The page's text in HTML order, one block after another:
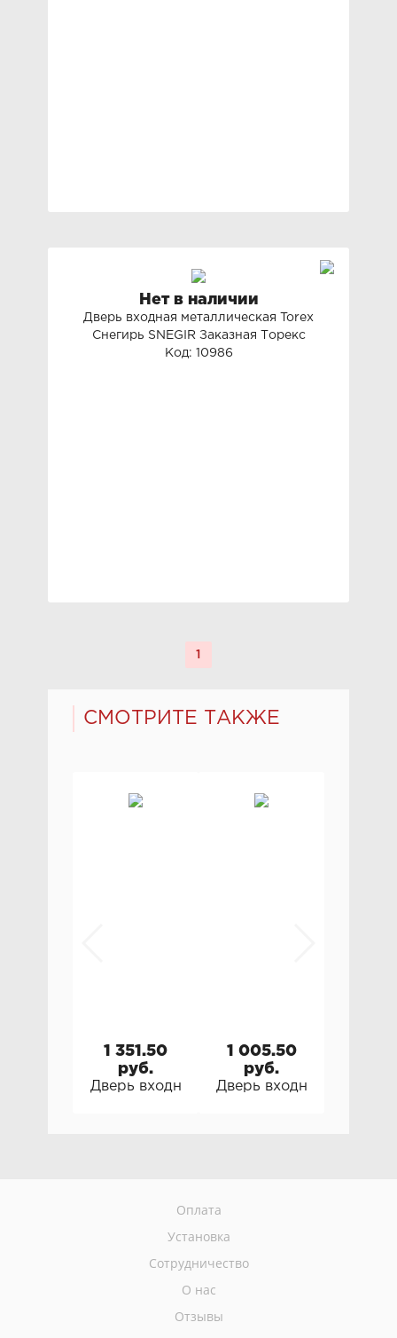
Нет в наличии
Дверь входная металлическая Torex
Снегирь SNEGIR Заказная Торекс
Код: 10986
1
СМОТРИТЕ ТАКЖЕ
1 351.50
руб.
Дверь входная металлическая Torex
1 005.50
руб.
Дверь входная
Оплата
Установка
Сотрудничество
О нас
Отзывы